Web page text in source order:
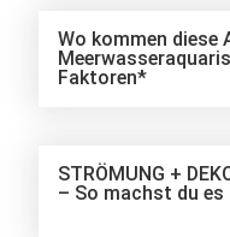
Wo kommen diese
Faktoren*
STRÖMUNG +
– So machst du